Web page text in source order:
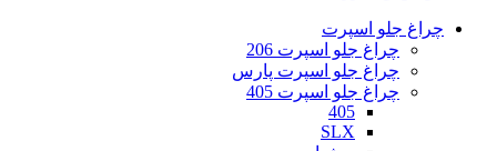
چراغ جلو اسپرت
چراغ جلو اسپرت 206
چراغ جلو اسپرت پارس
چراغ جلو اسپرت 405
405
SLX